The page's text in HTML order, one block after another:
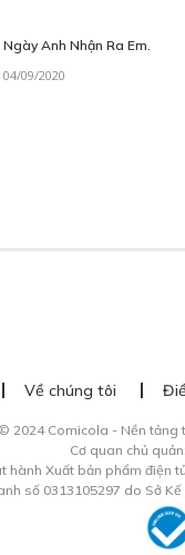
Ngày Anh Nhận Ra Em.
04/09/2020
Về chúng tôi
2024 Comicola - Nền tảng
Cơ quan chủ
Xuất bản phẩm điện
số 0313105297 do Sở